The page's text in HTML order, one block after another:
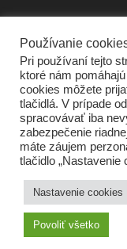
Domov O nás
Podmienky používania
Copyright ©
Používanie
Pri používaní tejto
ktoré nám
cookies môžete
tlačidlá. V prípade
spracovávať iba
zabezpečenie
máte záujem
tlačidlo „Nastavenie
Nastavenie cookies
Povoliť všetko